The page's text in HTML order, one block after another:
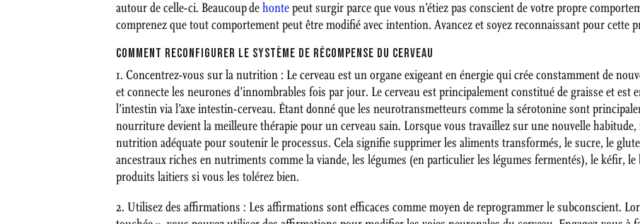
autour de celle-ci. Beaucoup dehontepeut surgir parce que vous n’étiez pas conscient de votre propre
comprenez que tout comportement peut être modifié avec intention. Avancez et soyez reconnaissant pour cette
COMMENT RECONFIGURER LE SYSTÈME DE RÉCOMPENSE DU CERVEAU
1. Concentrez-vous sur la nutrition : Le cerveau est un organe exigeant en énergie qui crée constamment de
et connecte les neurones d’innombrables fois par jour. Le cerveau est principalement constitué de graisse et est
l’intestin via l’axe intestin-cerveau. Étant donné que les neurotransmetteurs comme la sérotonine sont
nourriture devient la meilleure thérapie pour un cerveau sain. Lorsque vous travaillez sur une nouvelle
nutrition adéquate pour soutenir le processus. Cela signifie supprimer les aliments transformés, le sucre, le
ancestraux riches en nutriments comme la viande, les légumes (en particulier les légumes fermentés), le kéfir,
produits laitiers si vous les tolérez bien.
2. Utilisez des affirmations : Les affirmations sont efficaces comme moyen de reprogrammer le subconscient.